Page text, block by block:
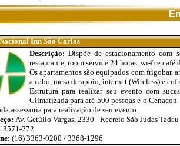
Inn São Carlos
Descrição: Dispõe de estacionamento com
restaurante, room service 24 horas, wi-fi e café
Os apartamentos são equipados com
a cabo, mesa de apoio, internet (Wireless) e
Estrutura para realizar seu evento com
Climatizada para até 500 pessoas e o
assessoria para realização de seu evento.
Av. Getúlio Vargas, 2330 - Recreio São Judas Tadeu
13571-272
(16) 3363-0200 / 3368-1296